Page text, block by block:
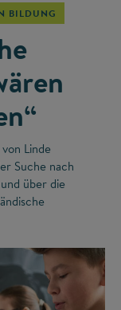
BILDUNG
Linde
Suche nach
über die